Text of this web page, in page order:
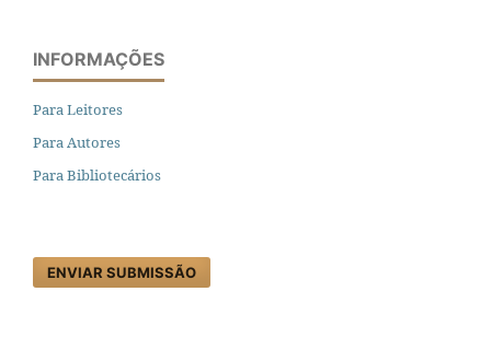
INFORMAÇÕES
Para Leitores
Para Autores
Para Bibliotecários
ENVIAR SUBMISSÃO